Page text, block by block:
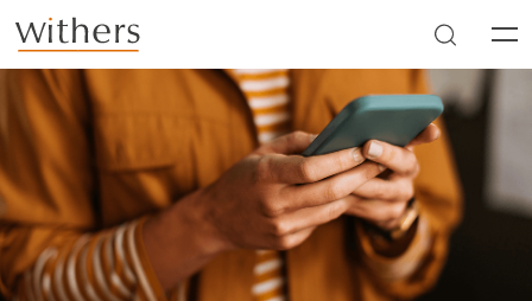
Skip to main content